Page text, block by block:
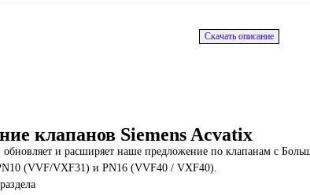
клапанов Siemens Acvatix
обновляет и расширяет наше предложение по клапанам с
(VVF/VXF31) и PN16 (VVF40 / VXF40).